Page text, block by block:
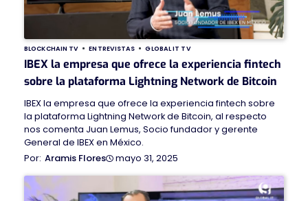
BLOCKCHAIN TV ENTREVISTAS GLOBAL IT TV
IBEX la empresa que ofrece la experiencia fintech
sobre la plataforma Lightning Network de Bitcoin
IBEX la empresa que ofrece la experiencia fintech sobre
la plataforma Lightning Network de Bitcoin, al respecto
nos comenta Juan Lemus, Socio fundador y gerente
General de IBEX en México.
Aramis Flores
mayo 31, 2025